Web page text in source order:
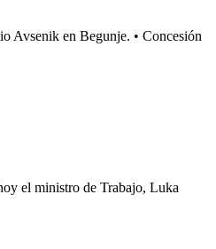
Avsenik en Begunje. • Concesión
el ministro de Trabajo, Luka